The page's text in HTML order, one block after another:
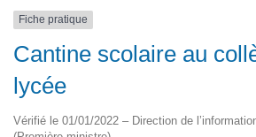
Fiche pratique
Cantine scolaire au
lycée
Vérifié le 01/01/2022 – Direction de